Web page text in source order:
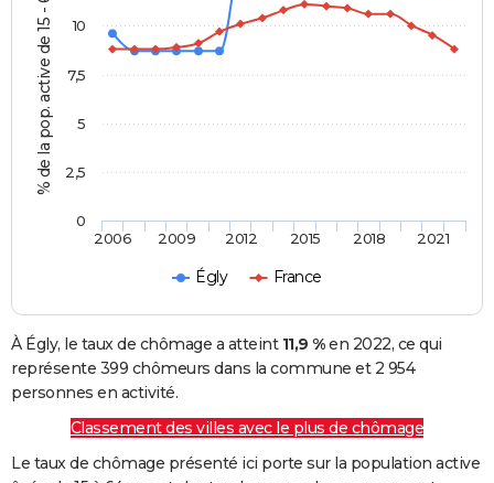
% de la pop. active de 15 - 64 ans
Égly France
2006 2009 2012 2015 2018 2021
0
2,5
5
7,5
10
À Égly, le taux de chômage a atteint 11,9 %en 2022, ce qui
représente 399 chômeurs dans la commune et 2 954
personnes en activité.
Classement des villes avec le plus de chômage
Le taux de chômage présenté ici porte sur la population active